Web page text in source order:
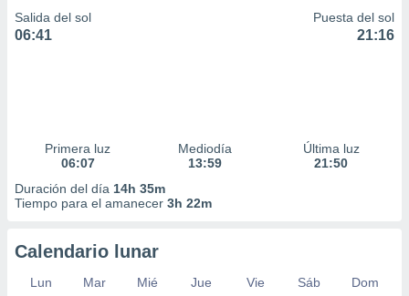
Salida del sol
06:41
Puesta del sol
21:16
Primera luz
06:07
Mediodía
13:59
Última luz
21:50
Duración del día 14h 35m
Tiempo para el amanecer 3h 22m
Calendario lunar
Lun Mar Mié Jue Vie Sáb
Dom